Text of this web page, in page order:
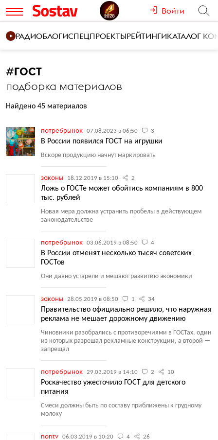
Войти
РАДИОБЛОГИСПЕЦПРОЕКТЫРЕЙТИНГИКАТАЛОГ
#ГОСТ
подборка материалов
Найдено 45 материалов
потребрынок 07.08.2023 в 06:50 3
В России появился ГОСТ на игрушки
Вскоре продукцию начнут маркировать
законы 18.12.2019 в 15:10 2
Ложь о ГОСТе может обойтись компаниям в 800
тыс. рублей
Новая мера должна устранить пробелы в действующем
законодательстве
потребрынок 03.06.2019 в 08:50 4
В России отменят несколько тысяч советских
ГОСТов
Они давно устарели и мешают развитию экономики
законы 28.05.2019 в 08:50 1 34
Правительство официально решило, что наружная
реклама не мешает дорожному движению
Чиновники разобрались с противоречиями в ГОСТах, один
из которых разрешал рекламные конструкции, а второй —
запрещал
потребрынок 29.03.2019 в 14:10 2 10
Роскачество ужесточило ГОСТ для детского
питания
Cмеси должны быть по составу приближены к грудному
молоку
nontv 06.03.2019 в 10:20 4 26